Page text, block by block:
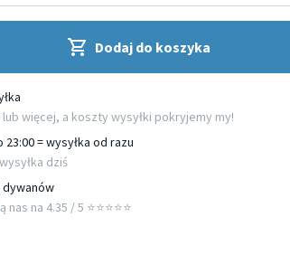
Dodaj do koszyka
lub więcej, a koszty wysyłki pokryjemy my!
= wysyłka od razu
dziś
na 4.35 / 5 ⭐️⭐️⭐️⭐️⭐️